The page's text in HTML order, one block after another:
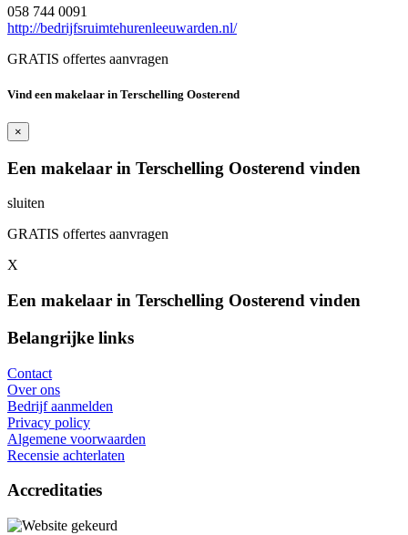
058 744 0091
http://bedrijfsruimtehurenleeuwarden.nl/
GRATIS offertes aanvragen
Vind een makelaar in Terschelling Oosterend
×
Een makelaar in Terschelling Oosterend vinden
sluiten
GRATIS offertes aanvragen
X
Een makelaar in Terschelling Oosterend vinden
Belangrijke links
Contact
Over ons
Bedrijf aanmelden
Privacy policy
Algemene voorwaarden
Recensie achterlaten
Accreditaties